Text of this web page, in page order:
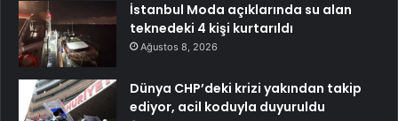
İstanbul Moda açıklarında su alan
teknedeki 4 kişi kurtarıldı
Ağustos 8, 2026
Dünya CHP’deki krizi yakından takip
ediyor, acil koduyla duyuruldu